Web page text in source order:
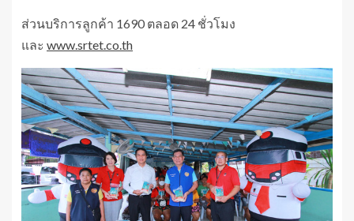
ส่วนบริการลูกค้า 1690 ตลอด 24 ชั่วโมง
และ www.srtet.co.th